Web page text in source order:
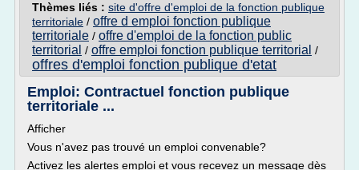
Thèmes liés : site d'offre d'emploi de la fonction publique
territoriale / offre d emploi fonction publique
territoriale / offre d'emploi de la fonction public
territorial / offre emploi fonction publique territorial /
offres d'emploi fonction publique d'etat
Emploi: Contractuel fonction publique
territoriale ...
Afficher
Vous n'avez pas trouvé un emploi convenable?
Activez les alertes emploi et vous recevez un message dès